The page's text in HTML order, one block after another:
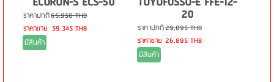
ราคาปกติ65,950 THB
ราคาขาย 59,345 THB
มีสินค้า
20
ราคาปกติ29,895 THB
ราคาขาย 26,895 THB
มีสินค้า